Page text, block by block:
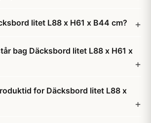
litet L88 x H61 x B44 cm?
bag Däcksbord litet L88 x H61 x
for Däcksbord litet L88 x